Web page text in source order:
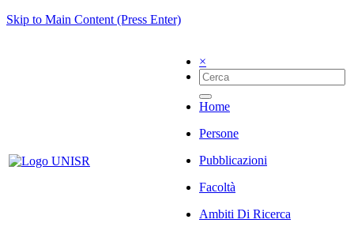
Skip to Main Content (Press Enter)
×
Home
Persone
Pubblicazioni
Facoltà
Ambiti Di Ricerca